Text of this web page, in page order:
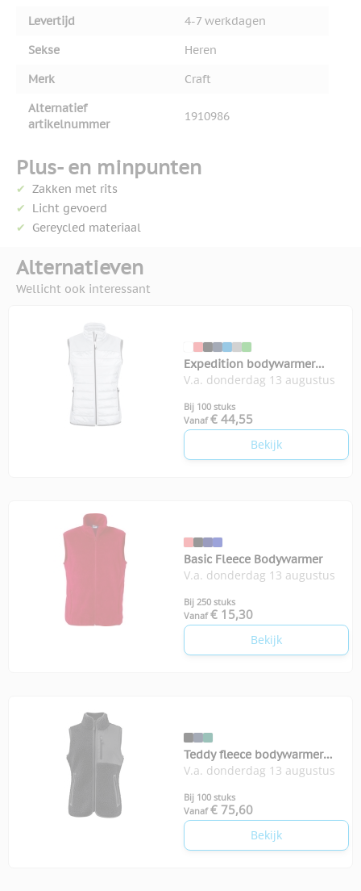
Levertijd
4-7 werkdagen
Sekse
Heren
Merk
Craft
Alternatief
artikelnummer
1910986
Plus- en minpunten
Zakken met rits
Licht gevoerd
Gereycled materiaal
Alternatieven
Wellicht ook interessant
Expedition bodywarmer
dames
V.a. donderdag 13 augustus
Bij 100 stuks
Vanaf € 44,55
Bekijk
Basic Fleece Bodywarmer
V.a. donderdag 13 augustus
Bij 250 stuks
Vanaf € 15,30
Bekijk
Teddy fleece bodywarmer
Kingsley woman
V.a. donderdag 13 augustus
Bij 100 stuks
Vanaf € 75,60
Bekijk